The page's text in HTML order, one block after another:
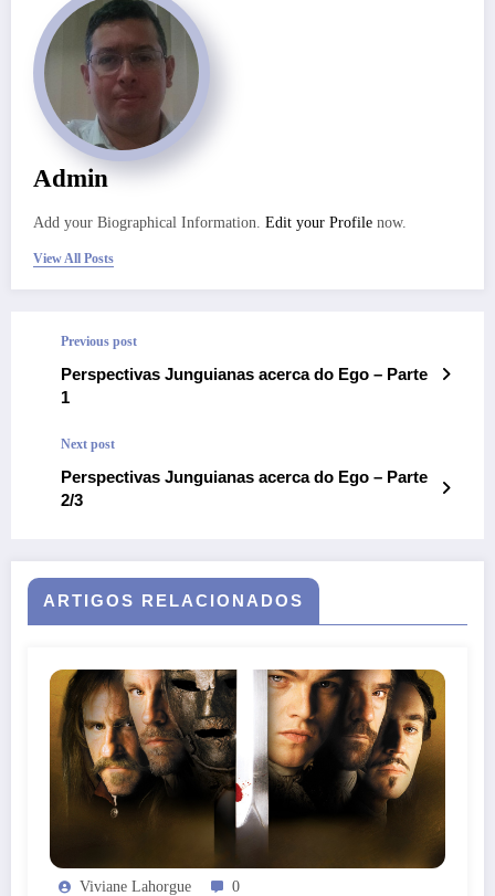
Admin
Add your Biographical Information. Edit your Profile now.
View All Posts
Previous post
Perspectivas Junguianas acerca do Ego – Parte
1
Next post
Perspectivas Junguianas acerca do Ego – Parte
2/3
ARTIGOS RELACIONADOS
Viviane Lahorgue 0